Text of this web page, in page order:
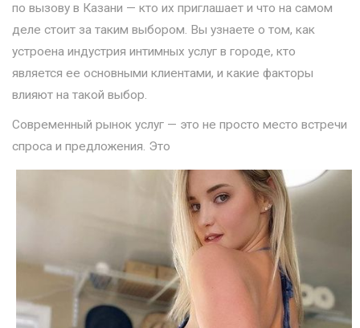
по вызову в Казани — кто их приглашает и что на самом
деле стоит за таким выбором. Вы узнаете о том, как
устроена индустрия интимных услуг в городе, кто
является ее основными клиентами, и какие факторы
влияют на такой выбор.
Современный рынок услуг — это не просто место встречи
спроса и предложения. Это